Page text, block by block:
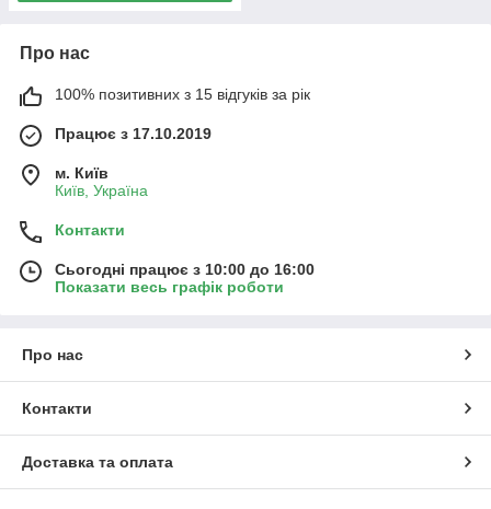
Про нас
100% позитивних з 15 відгуків за рік
Працює з 17.10.2019
м. Київ
Київ, Україна
Контакти
Сьогодні працює з 10:00 до 16:00
Показати весь графік роботи
Про нас
Контакти
Доставка та оплата